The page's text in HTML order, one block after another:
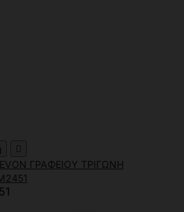

ΓΡΑΦΕΙΟΥ ΤΡΙΓΩΝΗ